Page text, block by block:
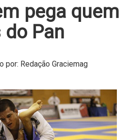
pega quem
Pan
Redação Graciemag